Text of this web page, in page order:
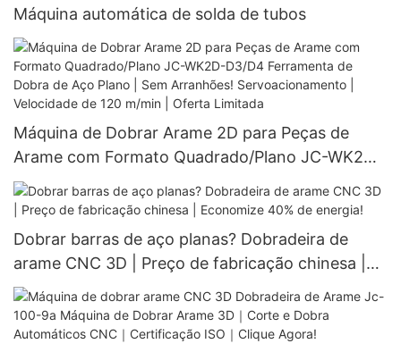
Máquina automática de solda de tubos
Máquina de Dobrar Arame 2D para Peças de
Arame com Formato Quadrado/Plano JC-WK2D-
D3/D4 Ferramenta de Dobra de Aço Plano | Sem
Arranhões! Servoacionamento | Velocidade de
120 m/min | Oferta Limitada
Dobrar barras de aço planas? Dobradeira de
arame CNC 3D | Preço de fabricação chinesa |
Economize 40% de energia!